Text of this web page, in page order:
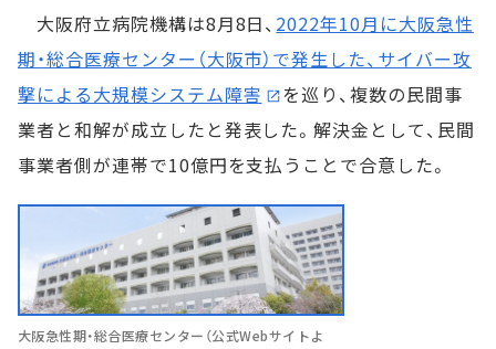
大阪府立病院機構は8月8日、 2022年10月に大阪急性
期・総合医療センター（大阪市）で発生した、サイバー攻
撃による大規模システム障害
を巡り、複数の民間事
業者と和解が成立したと発表した。解決金として、民間
事業者側が連帯で10億円を支払うことで合意した。
大阪急性期・総合医療センター（公式Webサイトよ